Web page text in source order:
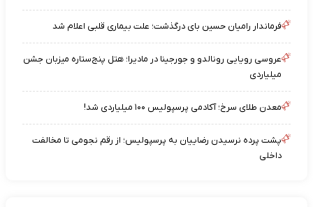
فرماندار رامیان حسین بای درگذشت؛ علت بیماری قلبی اعلام شد
عروسی رویایی رونالدو و جورجینا در مادیرا؛ هتل پنج‌ستاره میزبان جشن
میلیاردی
معدن طلای سرخ؛ آکادمی پرسپولیس ۱۰۰ میلیاردی شد!
پشت پرده نرسیدن رضاییان به پرسپولیس؛ از رقم نجومی تا مخالفت
داخلی